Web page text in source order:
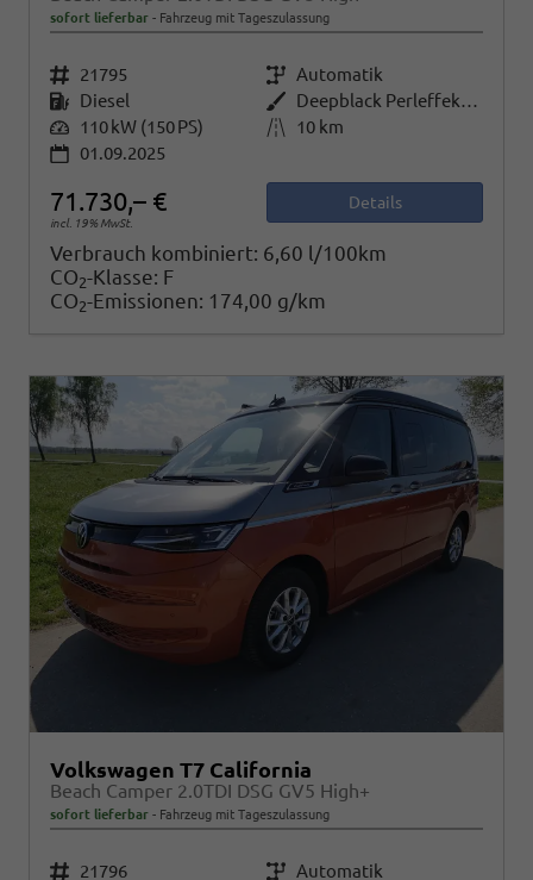
sofort lieferbar Fahrzeug mit Tageszulassung
Fahrzeugnr. 21795 Getriebe Automatik
Kraftstoff Diesel Außenfarbe
Deepblack Perleffekt/Fortanarot Metallic
Leistung 110 kW (150 PS) Kilometerstand
10 km
01.09.2025
71.730,– €
incl. 19% MwSt.
Details
Verbrauch kombiniert: 6,60 l/100km
CO2-Klasse: F
CO2-Emissionen: 174,00 g/km
Volkswagen T7 California
Beach Camper 2.0TDI DSG GV5 High+
sofort lieferbar Fahrzeug mit Tageszulassung
Fahrzeugnr. 21796 Getriebe Automatik